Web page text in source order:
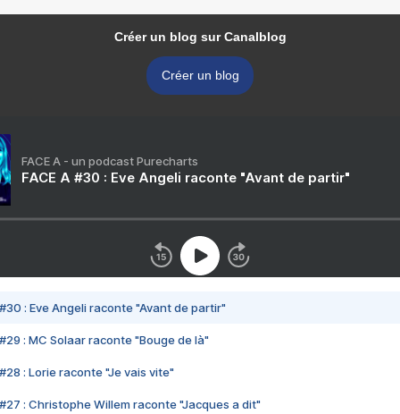
Créer un blog sur Canalblog
Créer un blog
FACE A - un podcast Purecharts
FACE A #30 : Eve Angeli raconte "Avant de partir"
#30 : Eve Angeli raconte "Avant de partir"
#29 : MC Solaar raconte "Bouge de là"
#28 : Lorie raconte "Je vais vite"
#27 : Christophe Willem raconte "Jacques a dit"